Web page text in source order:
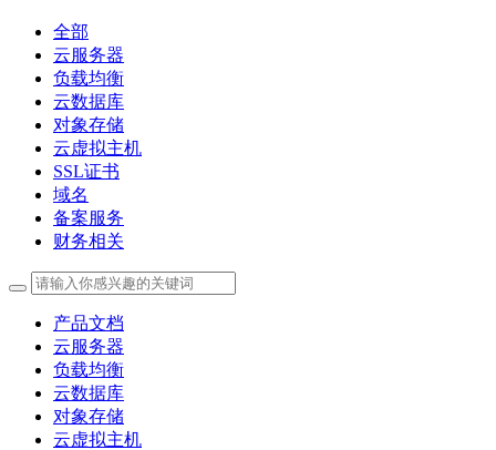
全部
云服务器
负载均衡
云数据库
对象存储
云虚拟主机
SSL证书
域名
备案服务
财务相关
产品文档
云服务器
负载均衡
云数据库
对象存储
云虚拟主机